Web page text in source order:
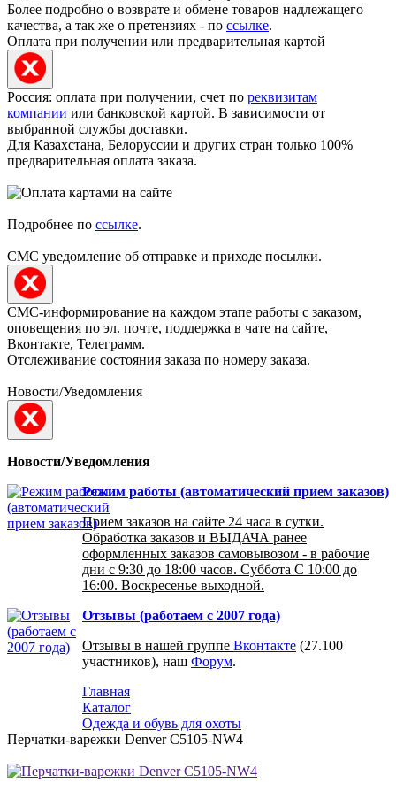
Более подробно о возврате и обмене товаров надлежащего
качества, а так же о претензиях - по ссылке.
Оплата при получении или предварительная картой
Россия: оплата при получении, счет по реквизитам
компании или банковской картой. В зависимости от
выбранной службы доставки.
Для Казахстана, Белоруссии и других стран только 100%
предварительная оплата заказа.
Подробнее по ссылке.
СМС уведомление об отправке и приходе посылки.
СМС-информирование на каждом этапе работы с заказом,
оповещения по эл. почте, поддержка в чате на сайте,
Вконтакте, Телеграмм.
Отслеживание состояния заказа по номеру заказа.
Новости/Уведомления
Новости/Уведомления
Режим работы (автоматический прием заказов)
Прием заказов на сайте 24 часа в сутки.
Обработка заказов и ВЫДАЧА ранее
оформленных заказов самовывозом - в рабочие
дни с 9:30 до 18:00 часов. Суббота С 10:00 до
16:00. Воскресенье выходной.
Отзывы (работаем с 2007 года)
Отзывы в нашей группе Вконтакте (27.100
участников), наш Форум.
Главная
Каталог
Одежда и обувь для охоты
Перчатки-варежки Denver C5105-NW4